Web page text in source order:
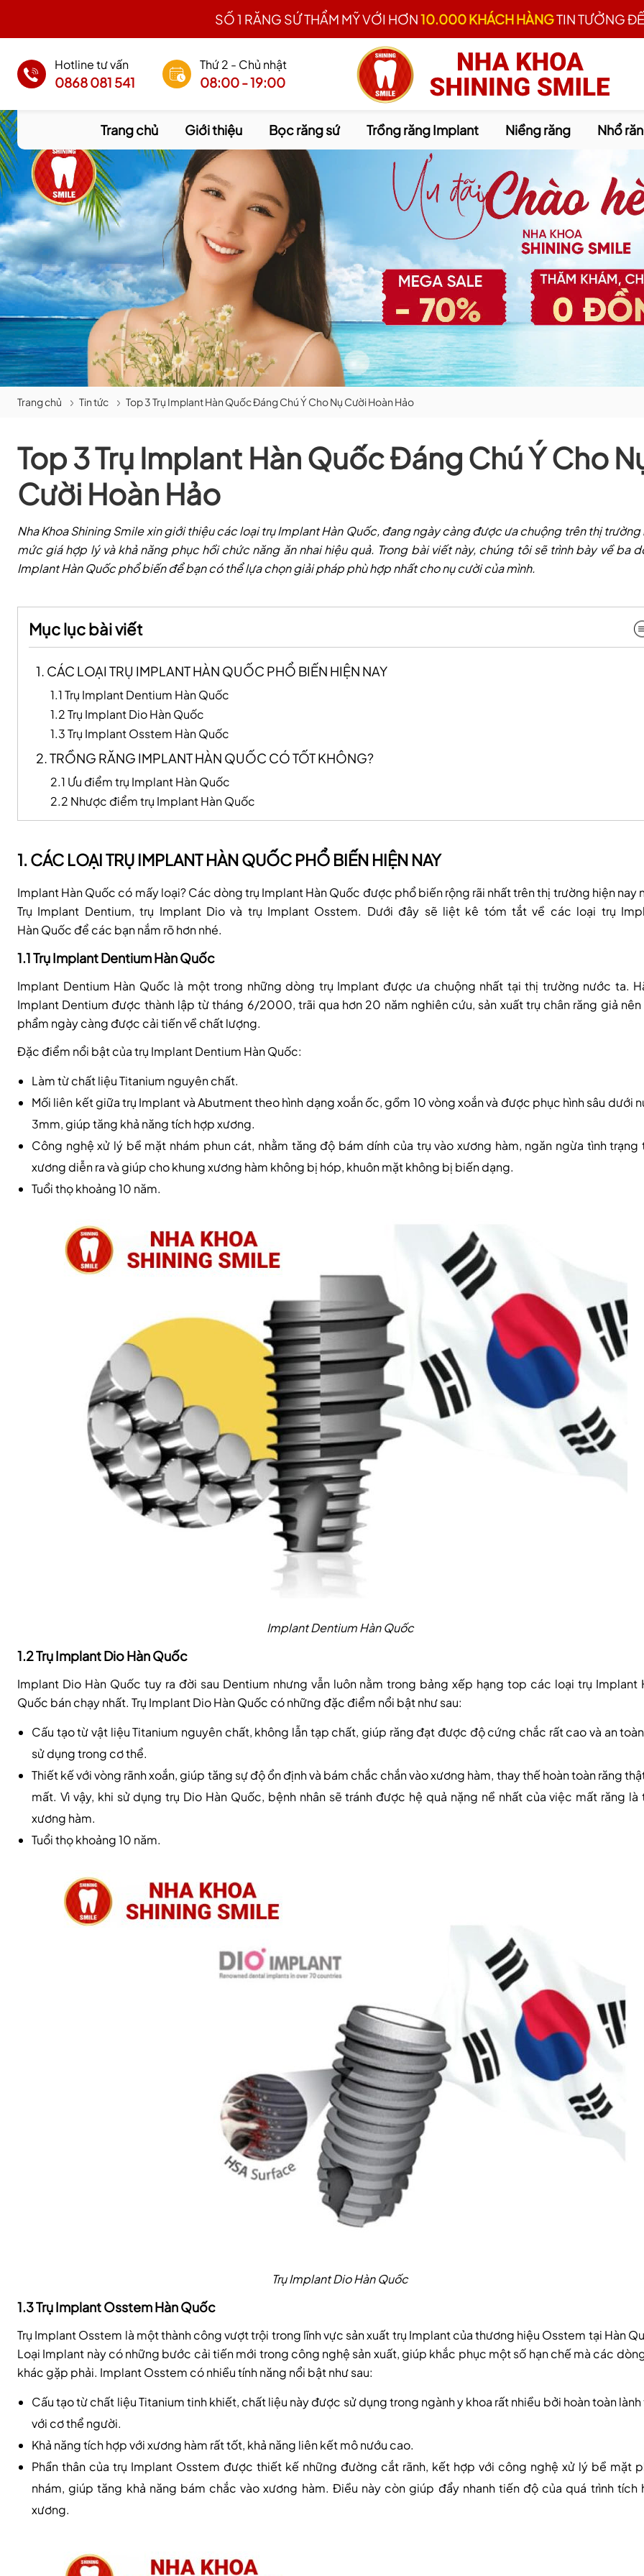
SỐ 1 RĂNG SỨ THẨM MỸ VỚI HƠN10.000 KHÁCH HÀNGTIN TƯỞNG
Hotline tư vấn
0868 081 541
Thứ 2 - Chủ nhật
08:00 - 19:00
Trang chủ Giới thiệu Bọc răng sứ Trồng răng Implant Niềng răng Nhổ
Trang chủ Tin tức Top 3 Trụ Implant Hàn Quốc Đáng Chú Ý Cho Nụ Cười Hoàn Hảo
Top 3 Trụ Implant Hàn Quốc Đáng Chú Ý Cho
Cười Hoàn Hảo
Nha Khoa Shining Smile xin giới thiệu các loại trụ Implant Hàn Quốc, đang ngày càng được ưa chuộng trên thị trường
mức giá hợp lý và khả năng phục hồi chức năng ăn nhai hiệu quả. Trong bài viết này, chúng tôi sẽ trình bày về ba
Implant Hàn Quốc phổ biến để bạn có thể lựa chọn giải pháp phù hợp nhất cho nụ cười của mình.
Mục lục bài viết
1. CÁC LOẠI TRỤ IMPLANT HÀN QUỐC PHỔ BIẾN HIỆN NAY
1.1 Trụ Implant Dentium Hàn Quốc
1.2 Trụ Implant Dio Hàn Quốc
1.3 Trụ Implant Osstem Hàn Quốc
2. TRỒNG RĂNG IMPLANT HÀN QUỐC CÓ TỐT KHÔNG?
2.1 Ưu điểm trụ Implant Hàn Quốc
2.2 Nhược điểm trụ Implant Hàn Quốc
1. CÁC LOẠI TRỤ IMPLANT HÀN QUỐC PHỔ BIẾN HIỆN NAY
Implant Hàn Quốc có mấy loại? Các dòng trụ Implant Hàn Quốc được phổ biến rộng rãi nhất trên thị trường hiện nay
Trụ Implant Dentium, trụ Implant Dio và trụ Implant Osstem. Dưới đây sẽ liệt kê tóm tắt về các loại trụ
Hàn Quốc để các bạn nắm rõ hơn nhé.
1.1 Trụ Implant Dentium Hàn Quốc
Implant Dentium Hàn Quốc là một trong những dòng trụ Implant được ưa chuộng nhất tại thị trường nước ta.
Implant Dentium được thành lập từ tháng 6/2000, trãi qua hơn 20 năm nghiên cứu, sản xuất trụ chân răng giả nên
phẩm ngày càng được cải tiến về chất lượng.
Đặc điểm nổi bật của trụ Implant Dentium Hàn Quốc:
Làm từ chất liệu Titanium nguyên chất.
Mối liên kết giữa trụ Implant và Abutment theo hình dạng xoắn ốc, gồm 10 vòng xoắn và được phục hình sâu dưới
3mm, giúp tăng khả năng tích hợp xương.
Công nghệ xử lý bề mặt nhám phun cát, nhằm tăng độ bám dính của trụ vào xương hàm, ngăn ngừa tình trạng
xương diễn ra và giúp cho khung xương hàm không bị hóp, khuôn mặt không bị biến dạng.
Tuổi thọ khoảng 10 năm.
Implant Dentium Hàn Quốc
1.2 Trụ Implant Dio Hàn Quốc
Implant Dio Hàn Quốc tuy ra đời sau Dentium nhưng vẫn luôn nằm trong bảng xếp hạng top các loại trụ Implant
Quốc bán chạy nhất. Trụ Implant Dio Hàn Quốc có những đặc điểm nổi bật như sau:
Cấu tạo từ vật liệu Titanium nguyên chất, không lẫn tạp chất, giúp răng đạt được độ cứng chắc rất cao và an
sử dụng trong cơ thể.
Thiết kế với vòng rãnh xoắn, giúp tăng sự độ ổn định và bám chắc chắn vào xương hàm, thay thế hoàn toàn răng
mất. Vì vậy, khi sử dụng trụ Dio Hàn Quốc, bệnh nhân sẽ tránh được hệ quả nặng nề nhất của việc mất răng là
xương hàm.
Tuổi thọ khoảng 10 năm.
Trụ Implant Dio Hàn Quốc
1.3 Trụ Implant Osstem Hàn Quốc
Trụ Implant Osstem là một thành công vượt trội trong lĩnh vực sản xuất trụ Implant của thương hiệu Osstem tại Hàn
Loại Implant này có những bước cải tiến mới trong công nghệ sản xuất, giúp khắc phục một số hạn chế mà các
khác gặp phải. Implant Osstem có nhiều tính năng nổi bật như sau:
Cấu tạo từ chất liệu Titanium tinh khiết, chất liệu này được sử dụng trong ngành y khoa rất nhiều bởi hoàn toàn lành
với cơ thể người.
Khả năng tích hợp với xương hàm rất tốt, khả năng liên kết mô nướu cao.
Phần thân của trụ Implant Osstem được thiết kế những đường cắt rãnh, kết hợp với công nghệ xử lý bề mặt
nhám, giúp tăng khả năng bám chắc vào xương hàm. Điều này còn giúp đẩy nhanh tiến độ của quá trình tích
xương.